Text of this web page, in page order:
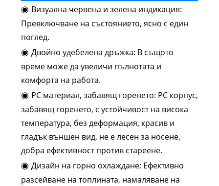
панели Детайли
◉ Визуална червена и зелена индикация:
Превключване на състоянието, ясно с един
поглед.
◉ Двойно удебелена дръжка: В същото
време може да увеличи пълнотата и
комфорта на работа.
◉ PC материал, забавящ горенето: PC корпус,
забавящ горенето, с устойчивост на висока
температура, без деформация, красив и
гладък външен вид, не е лесен за носене,
добра ефективност против стареене.
◉ Дизайн на горно охлаждане: Ефективно
разсейване на топлината, намаляване на